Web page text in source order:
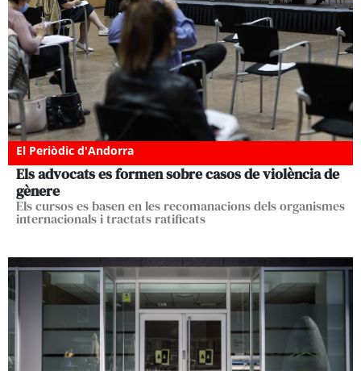
El Periòdic d'Andorra
Els advocats es formen sobre casos de violència de
gènere
Els cursos es basen en les recomanacions dels organismes
internacionals i tractats ratificats